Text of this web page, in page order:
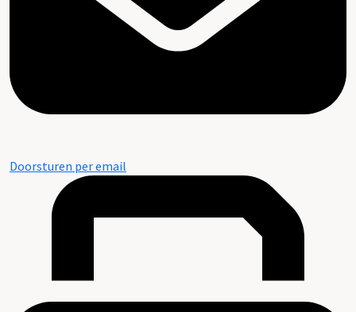
Doorsturen per email